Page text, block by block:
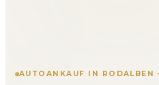
AUTOANKAUF IN